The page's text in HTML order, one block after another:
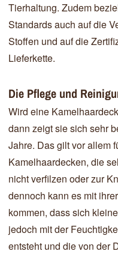
Tierhaltung. Zudem
Standards auch auf die
Stoffen und auf die
Lieferkette.
Die Pflege und
Wird eine
dann zeigt sie sich sehr
Jahre. Das gilt vor allem
Kamelhaardecken, die
nicht verfilzen oder zur
dennoch kann es mit
kommen, dass sich
jedoch mit der
entsteht und die von der